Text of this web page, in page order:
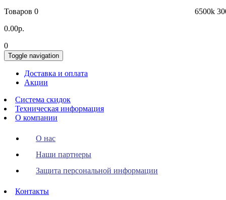
Товаров 0
0.00р.
0
Toggle navigation
Доставка и оплата
Акции
Система скидок
Техническая информация
О компании
О нас
Наши партнеры
Защита персональной информации
Контакты
6500k